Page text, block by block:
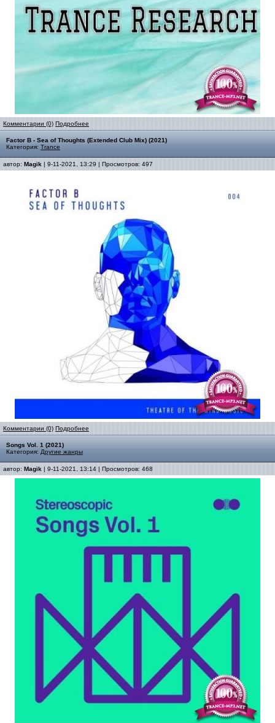
Комментарии (0) Подробнее
Factor B - Sea of Thoughts (Extended Club Mix) (2021)
Категория: Trance
автор: Magik | 9-11-2021, 13:29 | Просмотров: 497
Комментарии (0) Подробнее
Songs Vol. 1 (2021)
Категория: Другие жанры
автор: Magik | 9-11-2021, 13:14 | Просмотров: 468